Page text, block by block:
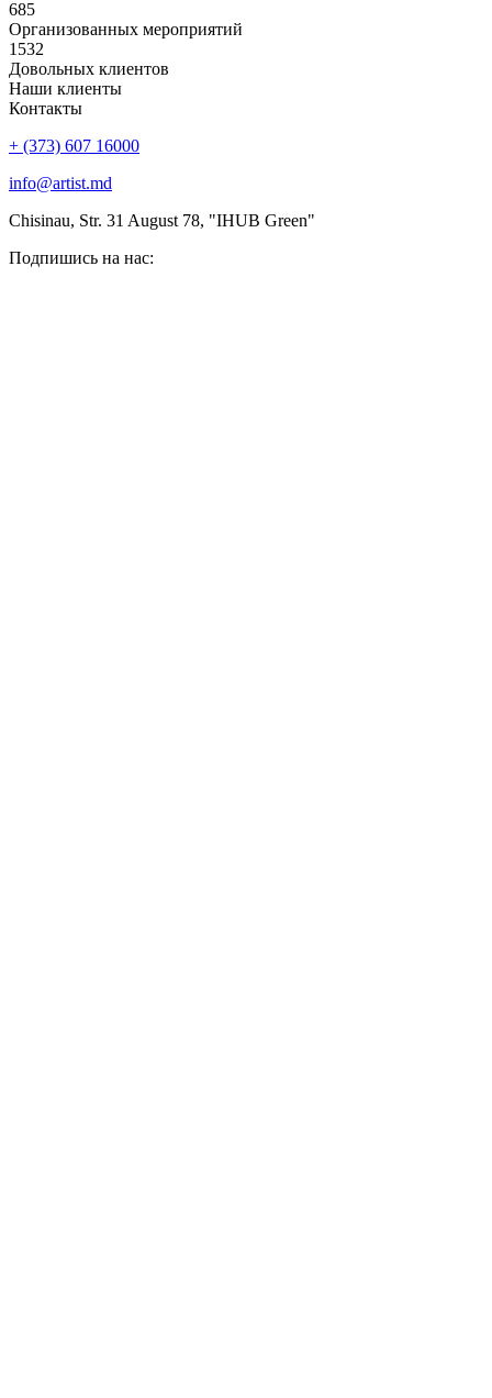
685
Организованных мероприятий
1532
Довольных клиентов
Наши клиенты
Контакты
+ (373) 607 16000
info@artist.md
Chisinau, Str. 31 August 78, "IHUB Green"
Подпишись на нас: